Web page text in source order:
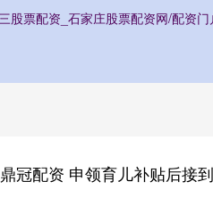
股票配资_石家庄股票配资网/配资